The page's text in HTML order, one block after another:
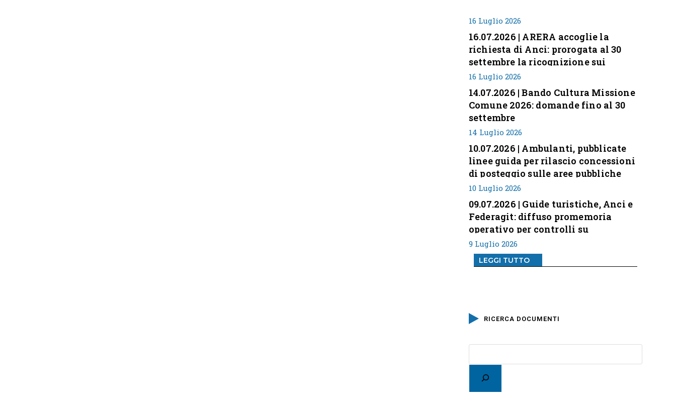
16 Luglio 2026
16.07.2026 | ARERA accoglie la
richiesta di Anci: prorogata al 30
settembre la ricognizione sui
corrispettivi
16 Luglio 2026
14.07.2026 | Bando Cultura Missione
Comune 2026: domande fino al 30
settembre
14 Luglio 2026
10.07.2026 | Ambulanti, pubblicate
linee guida per rilascio concessioni
di posteggio sulle aree pubbliche
10 Luglio 2026
09.07.2026 | Guide turistiche, Anci e
Federagit: diffuso promemoria
operativo per controlli su
professione
9 Luglio 2026
LEGGI TUTTO
RICERCA DOCUMENTI